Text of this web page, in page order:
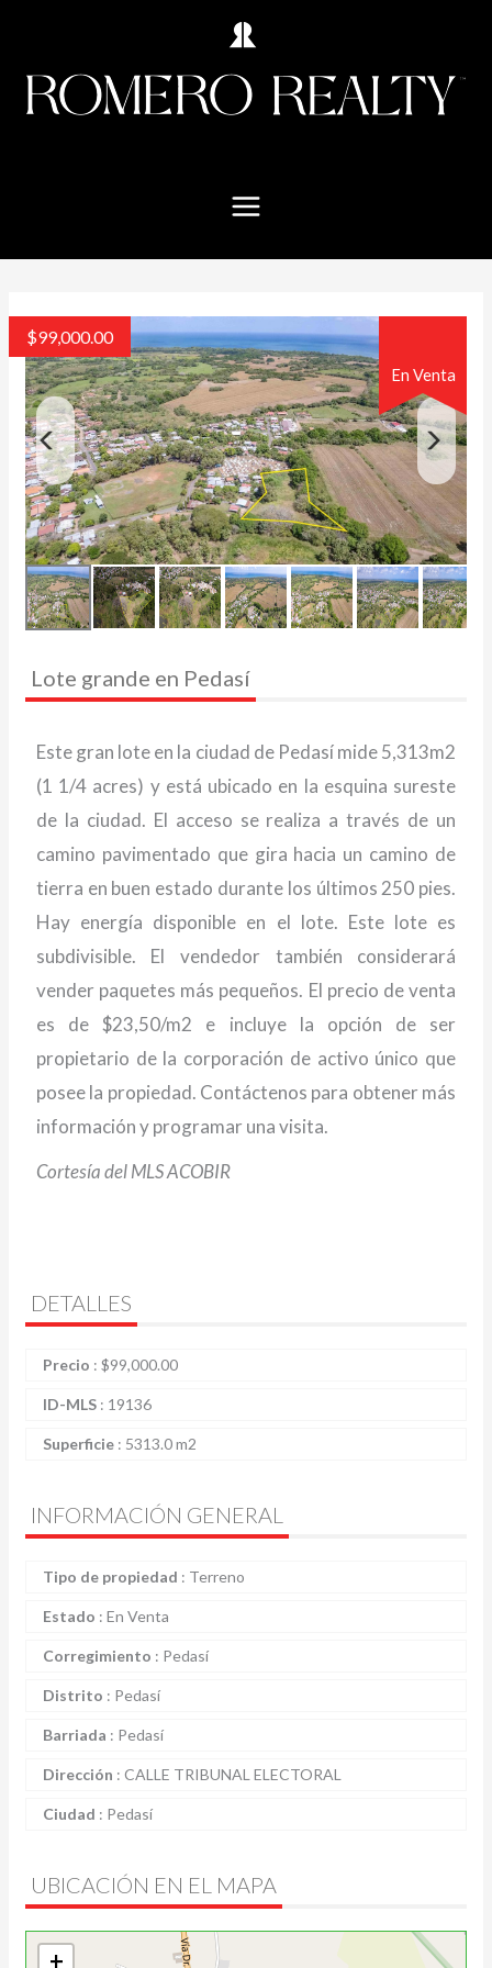
En Venta
$99,000.00
Lote grande en Pedasí
Este gran lote en la ciudad de Pedasí mide 5,313m2
(1 1/4 acres) y está ubicado en la esquina sureste
de la ciudad. El acceso se realiza a través de un
camino pavimentado que gira hacia un camino de
tierra en buen estado durante los últimos 250 pies.
Hay energía disponible en el lote. Este lote es
subdivisible. El vendedor también considerará
vender paquetes más pequeños. El precio de venta
es de $23,50/m2 e incluye la opción de ser
propietario de la corporación de activo único que
posee la propiedad. Contáctenos para obtener más
información y programar una visita.
Cortesía del MLS ACOBIR
DETALLES
Precio : $99,000.00
ID-MLS : 19136
Superficie : 5313.0 m2
INFORMACIÓN GENERAL
Tipo de propiedad : Terreno
Estado : En Venta
Corregimiento : Pedasí
Distrito : Pedasí
Barriada : Pedasí
Dirección : CALLE TRIBUNAL ELECTORAL
Ciudad : Pedasí
UBICACIÓN EN EL MAPA
+